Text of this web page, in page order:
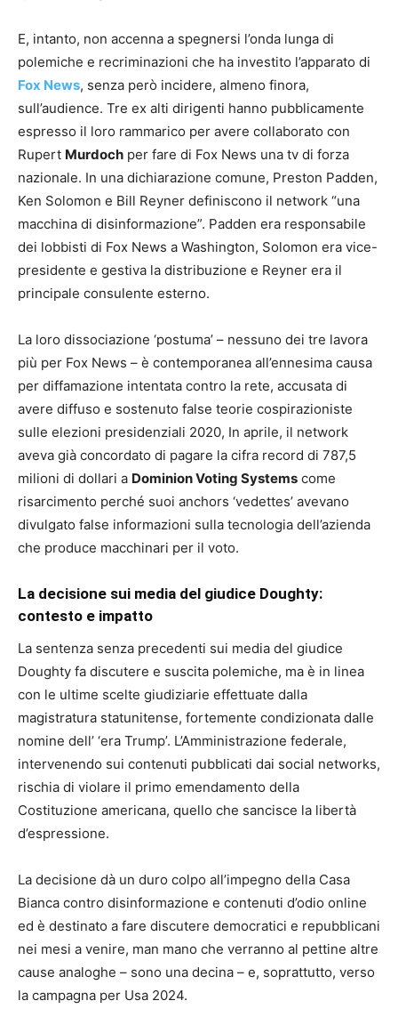
E, intanto, non accenna a spegnersi l’onda lunga di
polemiche e recriminazioni che ha investito l’apparato di
Fox News, senza però incidere, almeno finora,
sull’audience. Tre ex alti dirigenti hanno pubblicamente
espresso il loro rammarico per avere collaborato con
Rupert Murdoch per fare di Fox News una tv di forza
nazionale. In una dichiarazione comune, Preston Padden,
Ken Solomon e Bill Reyner definiscono il network “una
macchina di disinformazione”. Padden era responsabile
dei lobbisti di Fox News a Washington, Solomon era vice-
presidente e gestiva la distribuzione e Reyner era il
principale consulente esterno.
La loro dissociazione ‘postuma’ – nessuno dei tre lavora
più per Fox News – è contemporanea all’ennesima causa
per diffamazione intentata contro la rete, accusata di
avere diffuso e sostenuto false teorie cospirazioniste
sulle elezioni presidenziali 2020, In aprile, il network
aveva già concordato di pagare la cifra record di 787,5
milioni di dollari a Dominion Voting Systems come
risarcimento perché suoi anchors ‘vedettes’ avevano
divulgato false informazioni sulla tecnologia dell’azienda
che produce macchinari per il voto.
La decisione sui media del giudice Doughty:
contesto e impatto
La sentenza senza precedenti sui media del giudice
Doughty fa discutere e suscita polemiche, ma è in linea
con le ultime scelte giudiziarie effettuate dalla
magistratura statunitense, fortemente condizionata dalle
nomine dell’ ‘era Trump’. L’Amministrazione federale,
intervenendo sui contenuti pubblicati dai social networks,
rischia di violare il primo emendamento della
Costituzione americana, quello che sancisce la libertà
d’espressione.
La decisione dà un duro colpo all’impegno della Casa
Bianca contro disinformazione e contenuti d’odio online
ed è destinato a fare discutere democratici e repubblicani
nei mesi a venire, man mano che verranno al pettine altre
cause analoghe – sono una decina – e, soprattutto, verso
la campagna per Usa 2024.